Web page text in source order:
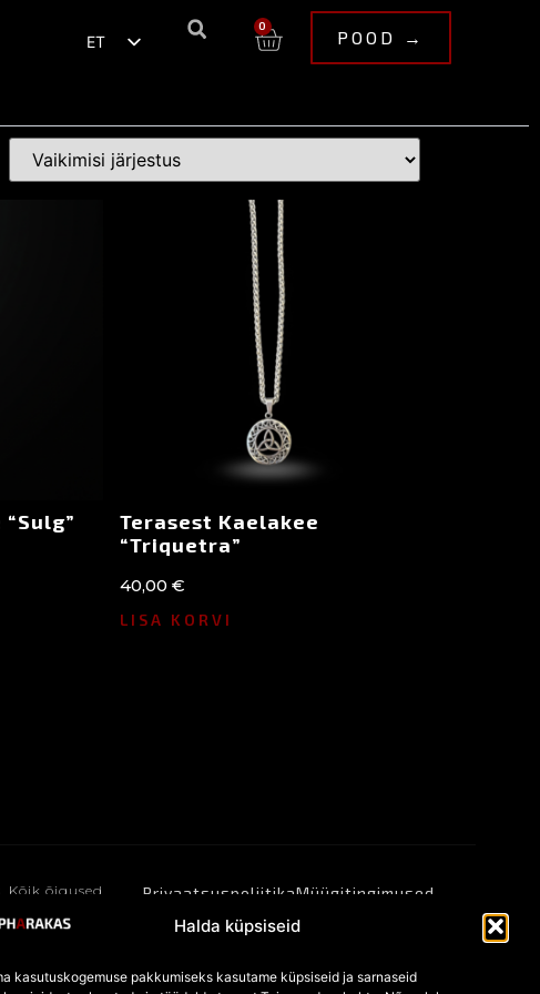
Halda küpsiseid
kasutuskogemuse pakkumiseks kasutame küpsiseid ja sarnaseid
ET
0
POOD →
Terasest Kaelakee
“Triquetra”
40,00€
LISA KORVI
Kõik õigused
PrivaatsuspoliitikaMüügitingimused
Küpsised